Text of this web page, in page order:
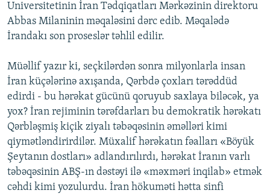
Universitetinin İran Tədqiqatları Mərkəzinin direktoru
Abbas Milaninin məqaləsini dərc edib. Məqalədə
İrandakı son proseslər təhlil edilir.
Müəllif yazır ki, seçkilərdən sonra milyonlarla insan
İran küçələrinə axışanda, Qərbdə çoxları tərəddüd
edirdi - bu hərəkat gücünü qoruyub saxlaya biləcək, ya
yox? İran rejiminin tərəfdarları bu demokratik hərəkatı
Qərbləşmiş kiçik ziyalı təbəqəsinin əməlləri kimi
qiymətləndirirdilər. Müxalif hərəkatın fəalları «Böyük
Şeytanın dostları» adlandırılırdı, hərəkat İranın varlı
təbəqəsinin ABŞ-ın dəstəyi ilə «məxməri inqilab» etmək
cəhdi kimi yozulurdu. İran hökuməti hətta sinfi